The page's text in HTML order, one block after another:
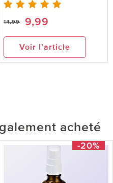
14,99 9,99
Voir l’article
acheté
-20%